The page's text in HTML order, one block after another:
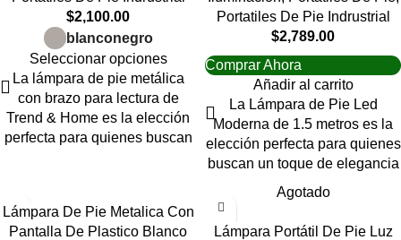
$2,100.00
blanconegro
Seleccionar opciones
La lámpara de pie metálica
con brazo para lectura de
Trend & Home es la elección
perfecta para quienes buscan
Portatiles De Pie Indrustrial
$2,789.00
Comprar Ahora
Añadir al carrito
La Lámpara de Pie Led
Moderna de 1.5 metros es la
elección perfecta para quienes
buscan un toque de elegancia
Lámpara De Pie Metalica Con
Pantalla De Plastico Blanco
Agotado
Lámpara Portátil De Pie Luz